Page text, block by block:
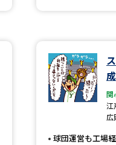
関
江
広
球団運営も工場